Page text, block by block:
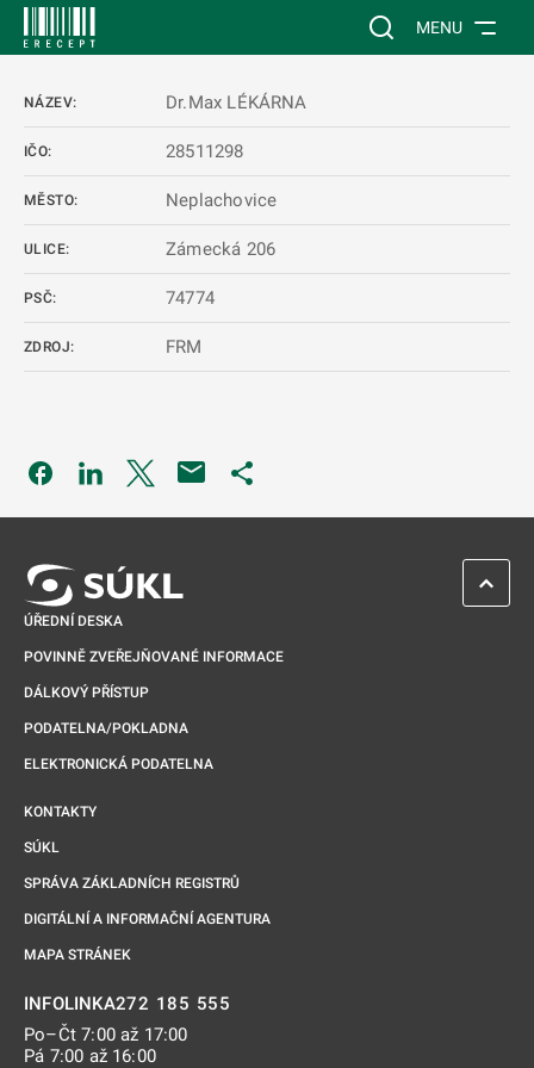
Vyhledávání na
MENU
NÁZEV: Dr.Max LÉKÁRNA
IČO: 28511298
MĚSTO: Neplachovice
ULICE: Zámecká 206
PSČ: 74774
ZDROJ: FRM
Odkaz se otevře na nové kartě
Odkaz se otevře na nové kartě
Odkaz se otevře na nové kartě
ÚŘEDNÍ DESKA
POVINNĚ ZVEŘEJŇOVANÉ INFORMACE
DÁLKOVÝ PŘÍSTUP
PODATELNA/POKLADNA
ELEKTRONICKÁ PODATELNA
KONTAKTY
SÚKL
SPRÁVA ZÁKLADNÍCH REGISTRŮ
DIGITÁLNÍ A INFORMAČNÍ AGENTURA
MAPA STRÁNEK
INFOLINKA272 185 555
Po–Čt 7:00 až 17:00
Pá 7:00 až 16:00
ZPĚT